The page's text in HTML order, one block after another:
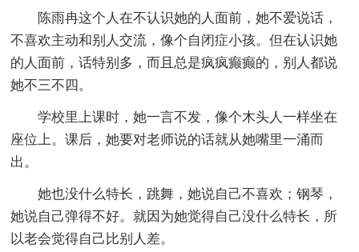
陈雨冉这个人在不认识她的人面前，她不爱说话，
不喜欢主动和别人交流，像个自闭症小孩。但在认识她
的人面前，话特别多，而且总是疯疯癫癫的，别人都说
她不三不四。
学校里上课时，她一言不发，像个木头人一样坐在
座位上。课后，她要对老师说的话就从她嘴里一涌而
出。
她也没什么特长，跳舞，她说自己不喜欢；钢琴，
她说自己弹得不好。就因为她觉得自己没什么特长，所
以老会觉得自己比别人差。